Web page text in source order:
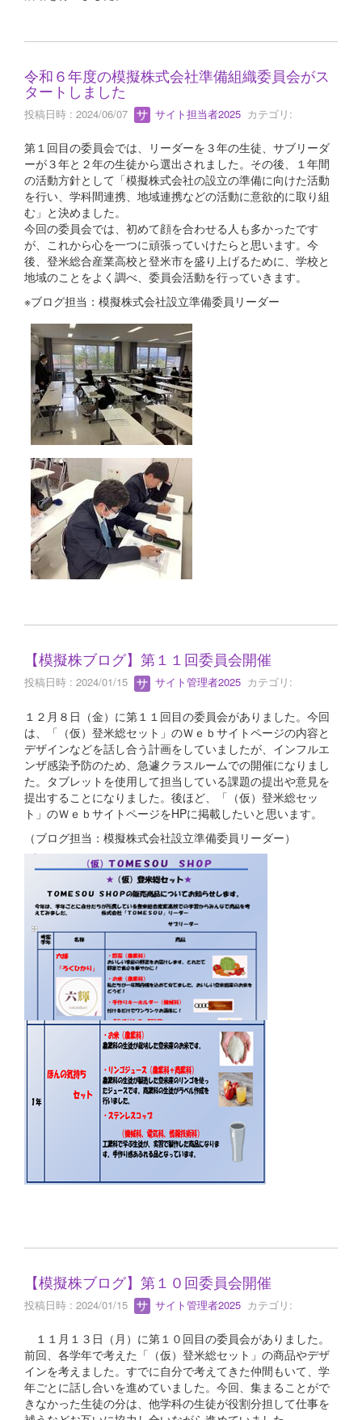
令和６年度の模擬株式会社準備組織委員会がス
タートしました
投稿日時 : 2024/06/07 サイト担当者2025 カテゴリ:
第１回目の委員会では、リーダーを３年の生徒、サブリーダ
ーが３年と２年の生徒から選出されました。その後、１年間
の活動方針として「模擬株式会社の設立の準備に向けた活動
を行い、学科間連携、地域連携などの活動に意欲的に取り組
む」と決めました。
今回の委員会では、初めて顔を合わせる人も多かったです
が、これから心を一つに頑張っていけたらと思います。今
後、登米総合産業高校と登米市を盛り上げるために、学校と
地域のことをよく調べ、委員会活動を行っていきます。
※ブログ担当：模擬株式会社設立準備委員リーダー
【模擬株ブログ】第１１回委員会開催
投稿日時 : 2024/01/15 サイト管理者2025 カテゴリ:
１２月８日（金）に第１１回目の委員会がありました。今回
は、「（仮）登米総セット」のＷｅｂサイトページの内容と
デザインなどを話し合う計画をしていましたが、インフルエ
ンザ感染予防のため、急遽クラスルームでの開催になりまし
た。タブレットを使用して担当している課題の提出や意見を
提出することになりました。後ほど、「（仮）登米総セッ
ト」のＷｅｂサイトページをHPに掲載したいと思います。
（ブログ担当：模擬株式会社設立準備委員リーダー）
【模擬株ブログ】第１０回委員会開催
投稿日時 : 2024/01/15 サイト管理者2025 カテゴリ:
１１月１３日（月）に第１０回目の委員会がありました。
前回、各学年で考えた「（仮）登米総セット」の商品やデザ
インを考えました。すでに自分で考えてきた仲間もいて、学
年ごとに話し合いを進めていました。今回、集まることがで
きなかった生徒の分は、他学科の生徒が役割分担して仕事を